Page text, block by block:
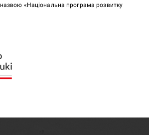
«Національна програма розвитку